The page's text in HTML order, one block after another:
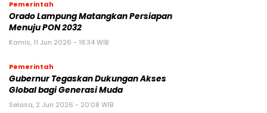
Pemerintah
Orado Lampung Matangkan Persiapan
Menuju PON 2032
Kamis, 11 Jun 2026 - 18:34 WIB
Pemerintah
Gubernur Tegaskan Dukungan Akses
Global bagi Generasi Muda
Selasa, 2 Jun 2026 - 20:08 WIB